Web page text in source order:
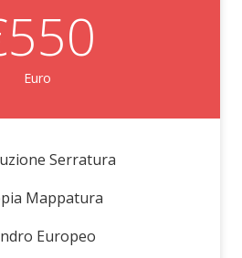
Euro
Serratura
Mappatura
Europeo